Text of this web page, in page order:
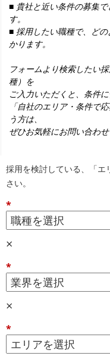
■ 貴社と近い条件の募集
す。
■ 採用したい職種で、ど
かります。
フォームより検索したい
種）を
ご入力いただくと、条件
「自社のエリア・条件で
う方は、
ぜひお気軽にお問い合わせ
採用を検討している、「エ
さい。
*
×
*
×
*